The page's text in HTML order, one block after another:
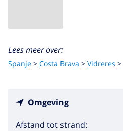
Lees meer over:
Spanje > Costa Brava > Vidreres >
Omgeving
Afstand tot strand: